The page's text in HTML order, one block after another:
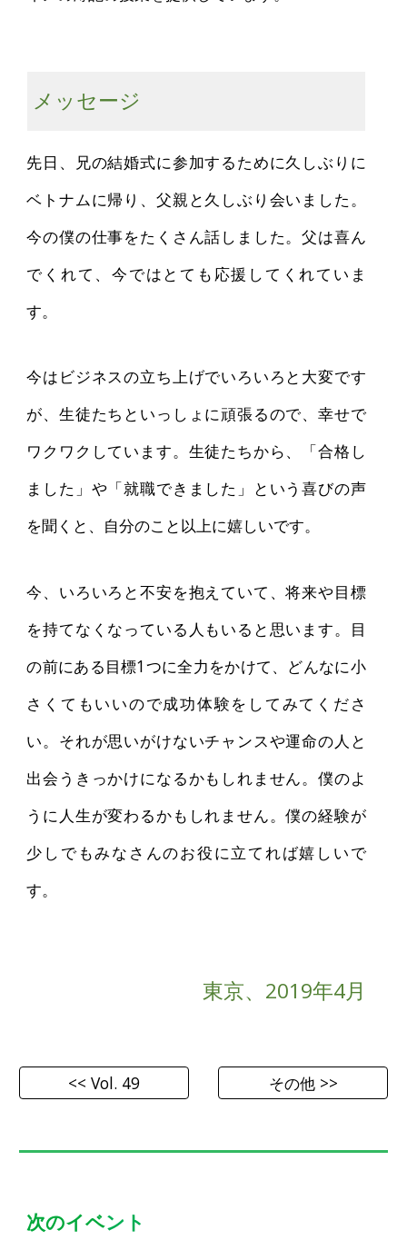
メッセージ
先日、兄の結婚式に参加するために久しぶりに
ベトナムに帰り、父親と久しぶり会いました。
今の僕の仕事をたくさん話しました。父は喜ん
でくれて、今ではとても応援してくれていま
す。
今はビジネスの立ち上げでいろいろと大変です
が、生徒たちといっしょに頑張るので、幸せで
ワクワクしています。生徒たちから、「合格し
ました」や「就職できました」という喜びの声
を聞くと、自分のこと以上に嬉しいです。
今、いろいろと不安を抱えていて、将来や目標
を持てなくなっている人もいると思います。目
の前にある目標1つに全力をかけて、どんなに小
さくてもいいので成功体験をしてみてくださ
い。それが思いがけないチャンスや運命の人と
出会うきっかけになるかもしれません。僕のよ
うに人生が変わるかもしれません。僕の経験が
少しでもみなさんのお役に立てれば嬉しいで
す。
東京、2019年4月
<< Vol. 49 その他 >>
次のイベント